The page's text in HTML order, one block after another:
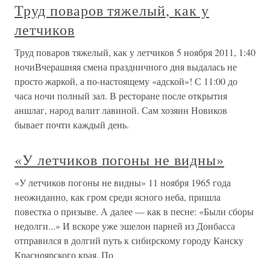
Труд поваров тяжелый, как у
летчиков
Труд поваров тяжелый, как у летчиков 5 ноября 2011, 1:40
ночиВчерашняя смена праздничного дня выдалась не
просто жаркой, а по-настоящему «адской»! С 11:00 до
часа ночи полный зал. В ресторане после открытия
аншлаг, народ валит лавиной. Сам хозяин Новиков
бывает почти каждый день.
«У летчиков погоны не видны»
«У летчиков погоны не видны» 11 ноября 1965 года
неожиданно, как гром среди ясного неба, пришла
повестка о призыве. А далее — как в песне: «Были сборы
недолги...» И вскоре уже эшелон парней из Донбасса
отправился в долгий путь к сибирскому городу Канску
Красноярского края. По